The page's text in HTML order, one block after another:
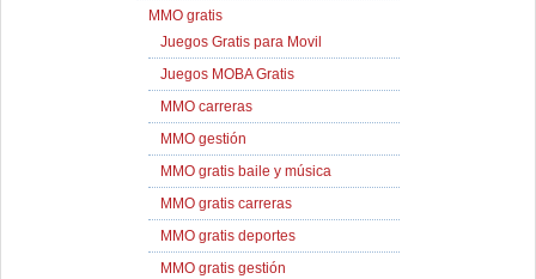
MMO gratis
Juegos Gratis para Movil
Juegos MOBA Gratis
MMO carreras
MMO gestión
MMO gratis baile y música
MMO gratis carreras
MMO gratis deportes
MMO gratis gestión